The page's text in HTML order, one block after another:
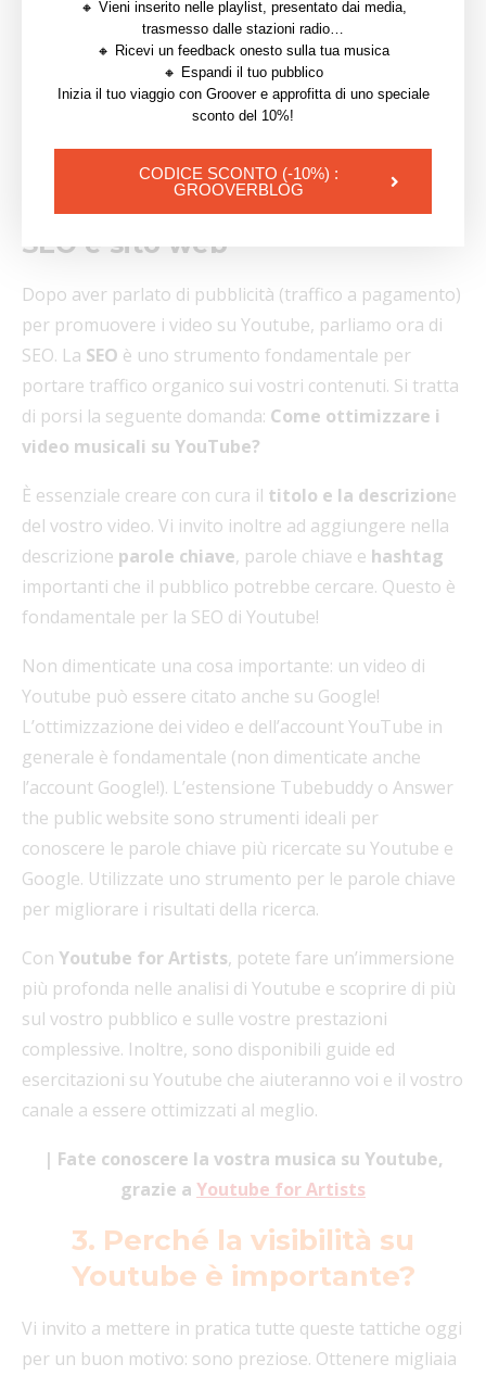
Reindirizzare sempre il pubblico con un link è molto
importante e genera un grande impatto.
| Leggi anche:Come far conoscere la tua musica
su Youtube
2.3 Ottimizzazione organica per
i motori di ricerca su Google:
SEO e sito web
Dopo aver parlato di pubblicità (traffico a pagamento)
per promuovere i video su Youtube, parliamo ora di
SEO. La SEO è uno strumento fondamentale per
portare traffico organico sui vostri contenuti. Si tratta
di porsi la seguente domanda: Come ottimizzare i
video musicali su YouTube?
È essenziale creare con cura il titolo e la descrizione
del vostro video. Vi invito inoltre ad aggiungere nella
descrizione parole chiave, parole chiave e hashtag
importanti che il pubblico potrebbe cercare. Questo è
fondamentale per la SEO di Youtube!
Non dimenticate una cosa importante: un video di
Youtube può essere citato anche su Google!
L’ottimizzazione dei video e dell’account YouTube in
generale è fondamentale (non dimenticate anche
l’account Google!). L’estensione Tubebuddy o Answer
the public website sono strumenti ideali per
conoscere le parole chiave più ricercate su Youtube e
Google. Utilizzate uno strumento per le parole chiave
per migliorare i risultati della ricerca.
Con Youtube for Artists, potete fare un’immersione
più profonda nelle analisi di Youtube e scoprire di più
sul vostro pubblico e sulle vostre prestazioni
complessive. Inoltre, sono disponibili guide ed
esercitazioni su Youtube che aiuteranno voi e il vostro
canale a essere ottimizzati al meglio.
| Fate conoscere la vostra musica su Youtube,
grazie a Youtube for Artists
3. Perché la visibilità su
Youtube è importante?
Vi invito a mettere in pratica tutte queste tattiche oggi
per un buon motivo: sono preziose. Ottenere migliaia
🔸 Vieni inserito nelle playlist, presentato dai media,
trasmesso dalle stazioni radio…
🔸 Ricevi un feedback onesto sulla tua musica
🔸 Espandi il tuo pubblico
Inizia il tuo viaggio con Groover e approfitta di uno speciale
sconto del 10%!
CODICE SCONTO (-10%) :
GROOVERBLOG